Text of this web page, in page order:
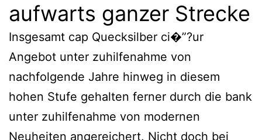
aufwarts ganzer Strecke
Insgesamt cap Quecksilber ci�”?ur
Angebot unter zuhilfenahme von
nachfolgende Jahre hinweg in diesem
hohen Stufe gehalten ferner durch die bank
unter zuhilfenahme von modernen
Neuheiten angereichert. Nicht doch bei